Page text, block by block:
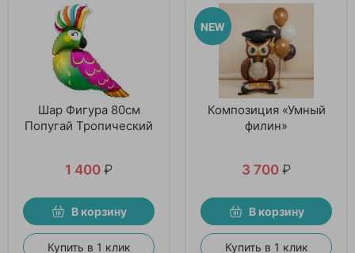
Шар Фигура 80см
Попугай Тропический
1 400 ₽
В корзину
Купить в 1 клик
Композиция «Умный
филин»
3 700 ₽
В корзину
Купить в 1 клик